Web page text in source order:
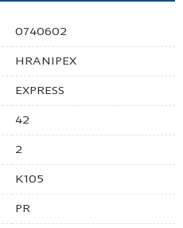
0740602
HRANIPEX
EXPRESS
42
2
K105
PR